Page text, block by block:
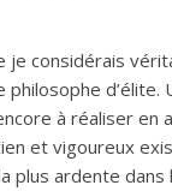
considérais
d’élite.
à réaliser en
et vigoureux
plus ardente